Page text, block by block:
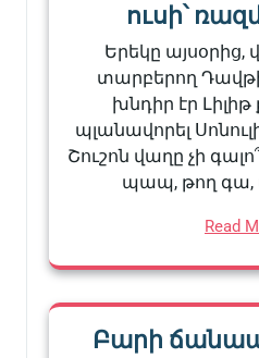
ուսի՝
Երեկը այսօրից,
տարբերող
խնդիր էր Լիլիթ
պլանավորել
Շուշոն վաղը չի
պապ, թող գա,
Read
Բարի